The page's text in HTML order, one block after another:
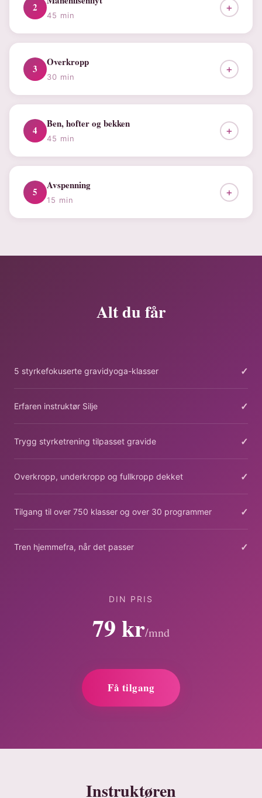
2
45 min
+
3
Overkropp
30 min
+
4
Ben, hofter og bekken
45 min
+
5
Avspenning
15 min
+
Alt du får
5 styrkefokuserte gravidyoga-klasser ✓
Erfaren instruktør Silje ✓
Trygg styrketrening tilpasset gravide ✓
Overkropp, underkropp og fullkropp dekket ✓
Tilgang til over 750 klasser og over 30 programmer ✓
Tren hjemmefra, når det passer ✓
DIN PRIS
79 kr/mnd
Få tilgang
Instruktøren